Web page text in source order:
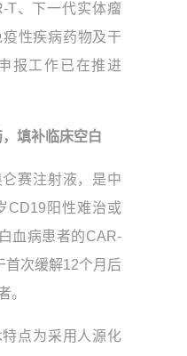
T、下一代实体瘤
性疾病药物及干
报工作已在推进
， 填补临床空白​
赛注射液，是中
CD19阳性难治或
血病患者的CAR-
首次缓解12个月后
。
点为采用人源化